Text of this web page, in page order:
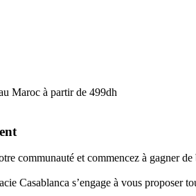
Maroc à partir de 499dh
communauté et commencez à gagner
Casablanca s’engage à vous proposer